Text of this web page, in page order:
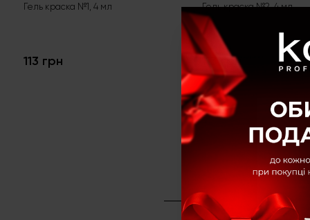
Гель краска №1, 4 мл
113 грн
Гель краска №2, 4 мл
113 грн